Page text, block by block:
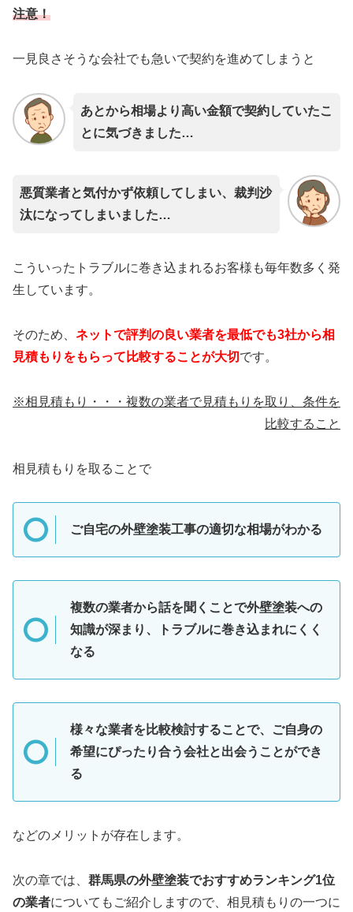
注意！
一見良さそうな会社でも急いで契約を進めてしまうと
あとから相場より高い金額で契約していたこ
とに気づきました…
悪質業者と気付かず依頼してしまい、裁判沙
汰になってしまいました…
こういったトラブルに巻き込まれるお客様も毎年数多く発
生しています。
そのため、 ネットで評判の良い業者を最低でも3社から相
見積もりをもらって比較することが大切です。
※相見積もり・・・複数の業者で見積もりを取り、条件を
比較すること
相見積もりを取ることで
ご自宅の外壁塗装工事の適切な相場がわかる
複数の業者から話を聞くことで外壁塗装への
知識が深まり、トラブルに巻き込まれにくく
なる
様々な業者を比較検討することで、ご自身の
希望にぴったり合う会社と出会うことができ
る
などのメリットが存在します。
次の章では、 群馬県の外壁塗装でおすすめランキング1位
の業者についてもご紹介しますので、相見積もりの一つに